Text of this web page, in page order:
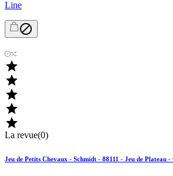






La revue(0)
Jeu de Petits Chevaux - Schmidt - 88111 - Jeu de Plateau -